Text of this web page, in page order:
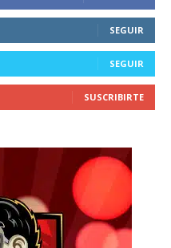
SEGUIR
SEGUIR
SUSCRIBIRTE